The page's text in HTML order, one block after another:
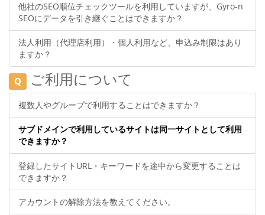
他社のSEO順位チェックツールを利用していますが、Gyro-n
SEOにデータを引き継ぐことはできますか？
法人利用（代理店利用）・個人利用など、申込み制限はあり
ますか？
Q ご利用について
複数人やグループで利用することはできますか？
サブドメインで利用しているサイトは同一サイトとして利用
できますか？
登録したサイトURL・キーワードを途中から変更することは
できますか？
アカウントの解除方法を教えてください。